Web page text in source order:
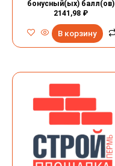
бонусный(ых) балл(ов)
2141,98 ₽
В корзину